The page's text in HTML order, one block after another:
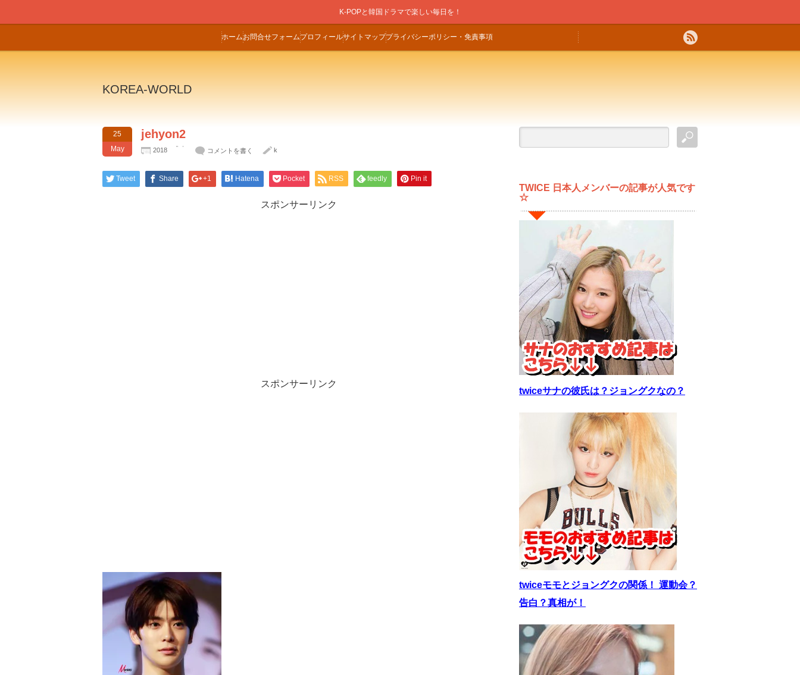
K-POPと韓国ドラマで楽しい毎日を！
ホームお問合せフォームプロフィールサイトマッププライバシーポリシー・免責事項
KOREA-WORLD
25
May
jehyon2
2018 コメントを書く k
Tweet Share +1 Hatena Pocket RSS feedly Pin it
スポンサーリンク
スポンサーリンク
TWICE 日本人メンバーの記事が人気です
☆
twiceサナの彼氏は？ジョングクなの？
twiceモモとジョングクの関係！ 運動会？
告白？真相が！